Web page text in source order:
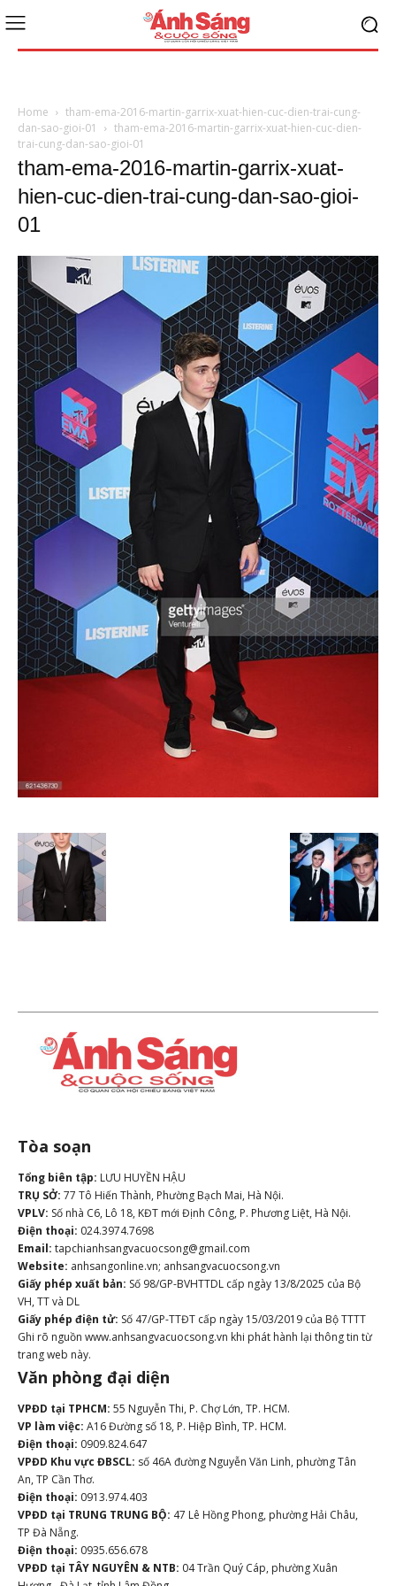
Home
tham-ema-2016-martin-garrix-xuat-hien-cuc-dien-trai-cung-
dan-sao-gioi-01
tham-ema-2016-martin-garrix-xuat-hien-cuc-dien-
trai-cung-dan-sao-gioi-01
tham-ema-2016-martin-garrix-xuat-
hien-cuc-dien-trai-cung-dan-sao-gioi-
01
Tòa soạn
Tổng biên tập: LƯU HUYỀN HẬU
TRỤ SỞ: 77 Tô Hiến Thành, Phường Bạch Mai, Hà Nội.
VPLV: Số nhà C6, Lô 18, KĐT mới Định Công, P. Phương Liệt, Hà Nội.
Điện thoại: 024.3974.7698
Email: tapchianhsangvacuocsong@gmail.com
Website: anhsangonline.vn; anhsangvacuocsong.vn
Giấy phép xuất bản: Số 98/GP-BVHTTDL cấp ngày 13/8/2025 của Bộ
VH, TT và DL
Giấy phép điện tử: Số 47/GP-TTĐT cấp ngày 15/03/2019 của Bộ TTTT
Ghi rõ nguồn www.anhsangvacuocsong.vn khi phát hành lại thông tin từ
trang web này.
Văn phòng đại diện
VPĐD tại TPHCM: 55 Nguyễn Thi, P. Chợ Lớn, TP. HCM.
VP làm việc: A16 Đường số 18, P. Hiệp Bình, TP. HCM.
Điện thoại: 0909.824.647
VPĐD Khu vực ĐBSCL: số 46A đường Nguyễn Văn Linh, phường Tân
An, TP Cần Thơ.
Điện thoại: 0913.974.403
VPĐD tại TRUNG TRUNG BỘ: 47 Lê Hồng Phong, phường Hải Châu,
TP Đà Nẵng.
Điện thoại: 0935.656.678
VPĐD tại TÂY NGUYÊN & NTB: 04 Trần Quý Cáp, phường Xuân